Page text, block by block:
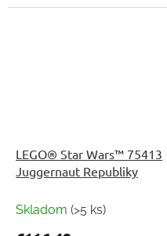
LEGO® Star Wars™ 75413
Juggernaut Republiky
Skladom (>5 ks)